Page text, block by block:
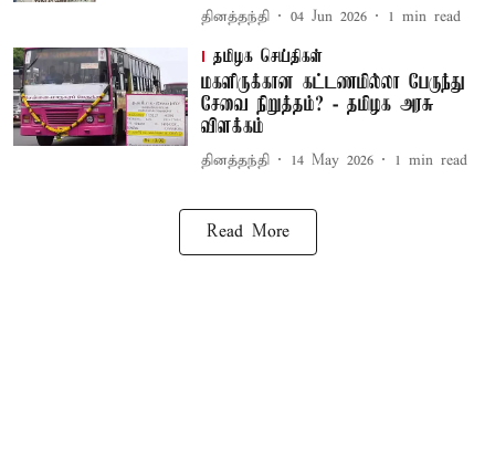
தினத்தந்தி 04 Jun 2026 1 min read
தமிழக செய்திகள்
மகளிருக்கான கட்டணமில்லா பேருந்து
சேவை நிறுத்தம்? - தமிழக அரசு
விளக்கம்
தினத்தந்தி 14 May 2026 1 min read
Read More